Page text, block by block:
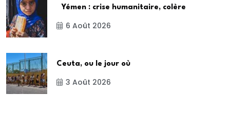
Yémen : crise humanitaire, colère
6 Août 2026
Ceuta, ou le jour où
3 Août 2026